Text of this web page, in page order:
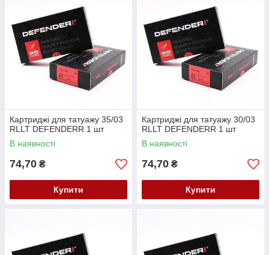
Картриджі для татуажу 35/03
RLLT DEFENDERR 1 шт
В наявності
74,70 ₴
Купити
Картриджі для татуажу 30/03
RLLT DEFENDERR 1 шт
В наявності
74,70 ₴
Купити